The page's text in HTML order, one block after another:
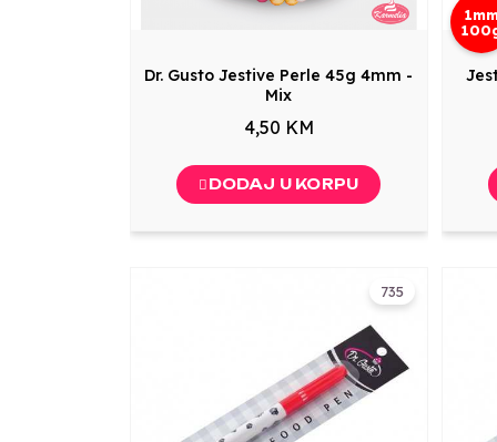
Dr. Gusto Jestive Perle 45g 4mm -
Mix
4,50 KM
DODAJ U KORPU
735